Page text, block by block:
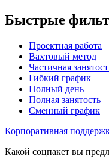
Быстрые
Проектная работа
Вахтовый метод
Частичная
Гибкий график
Полный день
Полная занятость
Сменный график
Корпоративная
Какой соцпакет вы